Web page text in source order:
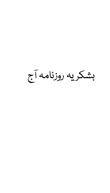
بشکریہ روزنامہ آج